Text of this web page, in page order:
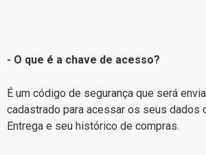
- O que é a chave de acesso?
É um código de segurança que será
cadastrado para acessar os seus dados
Entrega e seu histórico de compras.